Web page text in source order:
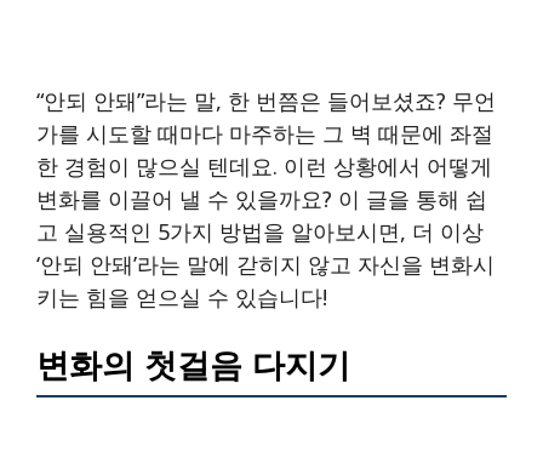
“안되 안돼”라는 말, 한 번쯤은 들어보셨죠? 무언
가를 시도할 때마다 마주하는 그 벽 때문에 좌절
한 경험이 많으실 텐데요. 이런 상황에서 어떻게
변화를 이끌어 낼 수 있을까요? 이 글을 통해 쉽
고 실용적인 5가지 방법을 알아보시면, 더 이상
‘안되 안돼’라는 말에 갇히지 않고 자신을 변화시
키는 힘을 얻으실 수 있습니다!
변화의 첫걸음 다지기